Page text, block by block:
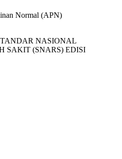
Normal (APN)
NASIONAL
SAKIT (SNARS) EDISI